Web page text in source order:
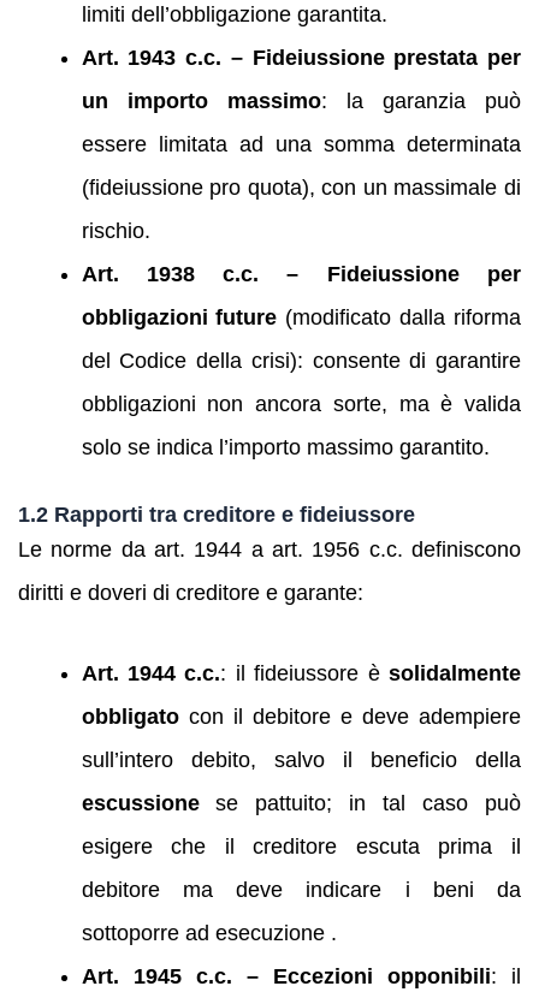
limiti dell’obbligazione garantita.
Art. 1943 c.c. – Fideiussione prestata per
un importo massimo: la garanzia può
essere limitata ad una somma determinata
(fideiussione pro quota), con un massimale di
rischio.
Art. 1938 c.c. – Fideiussione per
obbligazioni future (modificato dalla riforma
del Codice della crisi): consente di garantire
obbligazioni non ancora sorte, ma è valida
solo se indica l’importo massimo garantito.
1.2 Rapporti tra creditore e fideiussore
Le norme da art. 1944 a art. 1956 c.c. definiscono
diritti e doveri di creditore e garante:
Art. 1944 c.c.: il fideiussore è solidalmente
obbligatocon il debitore e deve adempiere
sull’intero debito, salvo il beneficio della
escussionese pattuito; in tal caso può
esigere che il creditore escuta prima il
debitore ma deve indicare i beni da
sottoporre ad esecuzione .
Art. 1945 c.c. – Eccezioni opponibili: il